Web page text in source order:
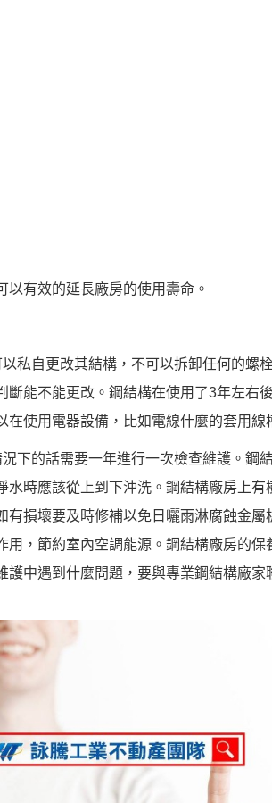
有效的延長廠房的使用壽命。
私自更改其結構，不可以拆卸任何的螺
能不能更改。鋼結構在使用了3年左右
使用電器設備，比如電線什麼的套用線
下的話需要一年進行一次檢查維護。鋼
時應該從上到下沖洗。鋼結構廠房上
損壞要及時修補以免日曬雨淋腐蝕金
，節約室內空調能源。鋼結構廠房的
中遇到什麼問題，要與專業鋼結構廠家